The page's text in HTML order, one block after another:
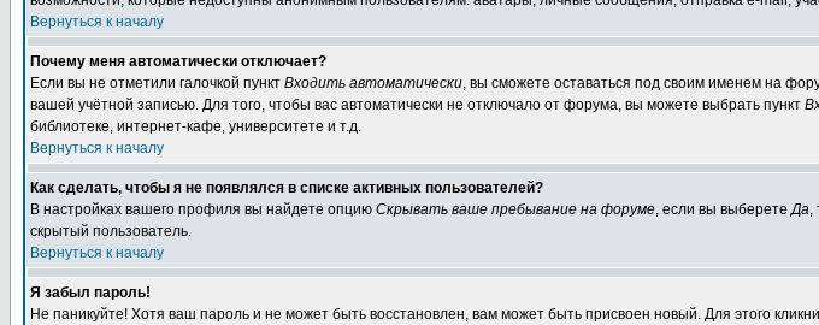
Вернуться к началу
Почему меня автоматически отключает?
Если вы не отметили галочкой пункт Входить автоматически, вы сможете оставаться под своим именем на
вашей учётной записью. Для того, чтобы вас автоматически не отключало от форума, вы можете выбрать пункт
библиотеке, интернет-кафе, университете и т.д.
Вернуться к началу
Как сделать, чтобы я не появлялся в списке активных пользователей?
В настройках вашего профиля вы найдете опцию Скрывать ваше пребывание на форуме, если вы выберетеДа,
скрытый пользователь.
Вернуться к началу
Я забыл пароль!
Не паникуйте! Хотя ваш пароль и не может быть восстановлен, вам может быть присвоен новый. Для этого